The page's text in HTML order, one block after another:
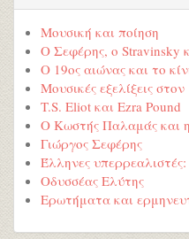
Μουσική και ποίηση
Ο Σεφέρης, ο Stravinsky
Ο 19ος αιώνας και το
Μουσικές εξελίξεις
T.S. Eliot και Ezra Pound
Ο Κωστής Παλαμάς και
Γιώργος Σεφέρης
Έλληνες υπερρεαλιστές:
Οδυσσέας Ελύτης
Ερωτήματα και